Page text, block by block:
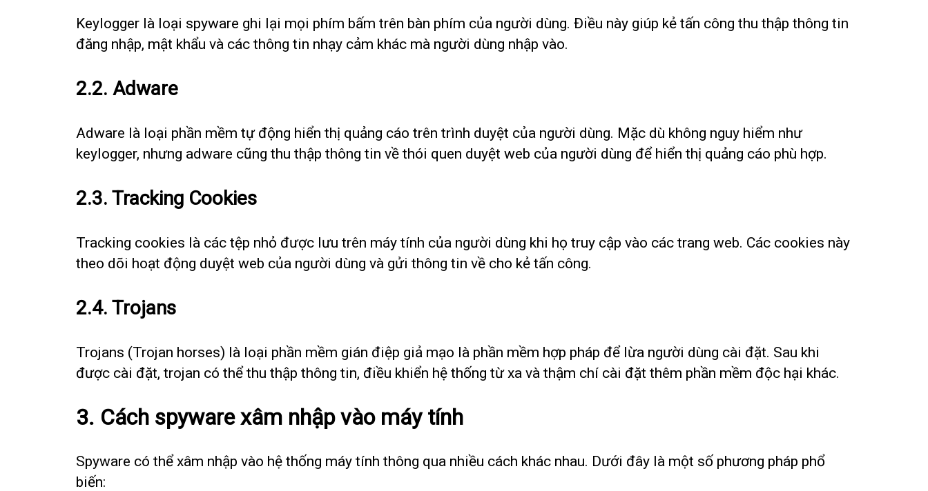
Keylogger là loại spyware ghi lại mọi phím bấm trên bàn phím của người dùng. Điều này giúp kẻ tấn công thu thập thông tin
đăng nhập, mật khẩu và các thông tin nhạy cảm khác mà người dùng nhập vào.
2.2. Adware
Adware là loại phần mềm tự động hiển thị quảng cáo trên trình duyệt của người dùng. Mặc dù không nguy hiểm như
keylogger, nhưng adware cũng thu thập thông tin về thói quen duyệt web của người dùng để hiển thị quảng cáo phù hợp.
2.3. Tracking Cookies
Tracking cookies là các tệp nhỏ được lưu trên máy tính của người dùng khi họ truy cập vào các trang web. Các cookies này
theo dõi hoạt động duyệt web của người dùng và gửi thông tin về cho kẻ tấn công.
2.4. Trojans
Trojans (Trojan horses) là loại phần mềm gián điệp giả mạo là phần mềm hợp pháp để lừa người dùng cài đặt. Sau khi
được cài đặt, trojan có thể thu thập thông tin, điều khiển hệ thống từ xa và thậm chí cài đặt thêm phần mềm độc hại khác.
3. Cách spyware xâm nhập vào máy tính
Spyware có thể xâm nhập vào hệ thống máy tính thông qua nhiều cách khác nhau. Dưới đây là một số phương pháp phổ
biến: